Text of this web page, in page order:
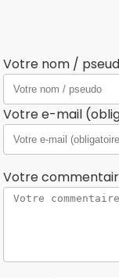
Votre nom /
Votre e-mail
Votre